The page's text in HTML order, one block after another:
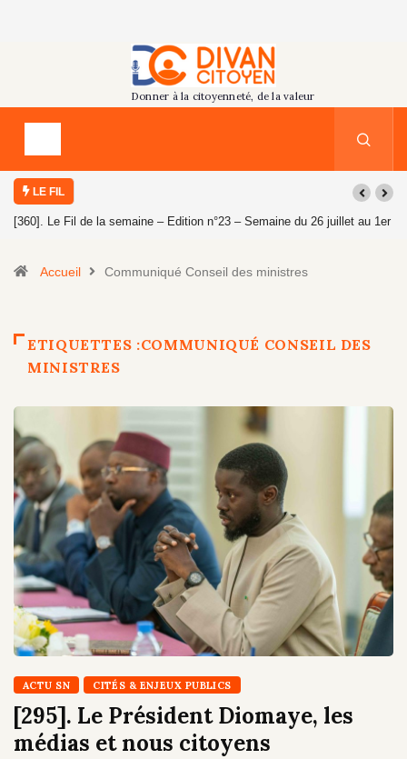
LE FIL
[360]. Le Fil de la semaine – Edition n°23 – Semaine du 26 juillet au 1er
Accueil Communiqué Conseil des ministres
ETIQUETTES :COMMUNIQUÉ CONSEIL DES
MINISTRES
ACTU SN CITÉS & ENJEUX PUBLICS
[295]. Le Président Diomaye, les
médias et nous citoyens